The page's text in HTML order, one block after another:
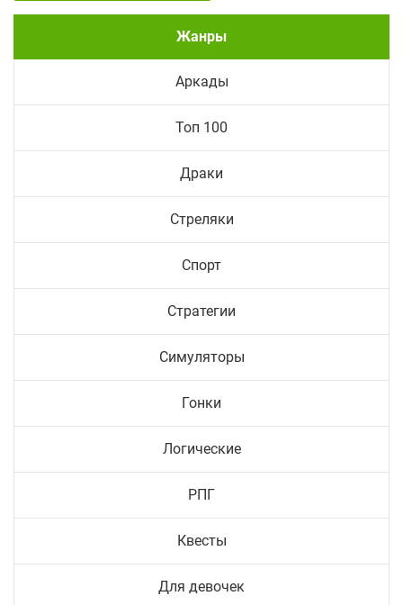
Жанры
Аркады
Топ 100
Драки
Стреляки
Спорт
Стратегии
Симуляторы
Гонки
Логические
РПГ
Квесты
Для девочек